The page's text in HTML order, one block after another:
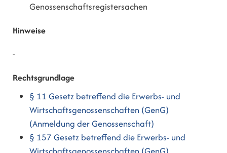
Genossenschaftsregistersachen
Hinweise
-
Rechtsgrundlage
§ 11 Gesetz betreffend die Erwerbs- und
Wirtschaftsgenossenschaften (GenG)
(Anmeldung der Genossenschaft)
§ 157 Gesetz betreffend die Erwerbs- und